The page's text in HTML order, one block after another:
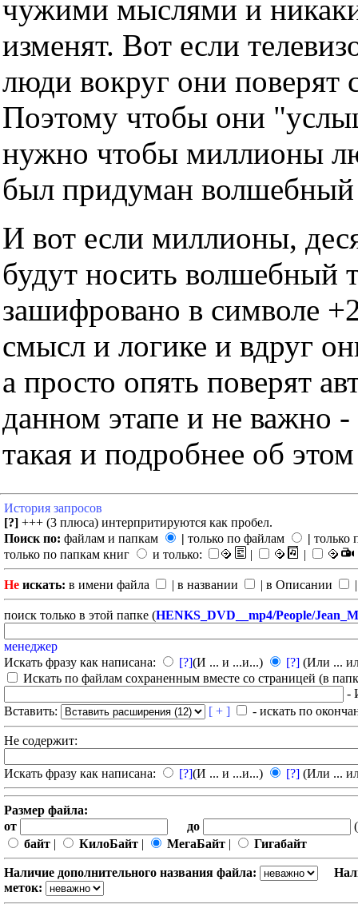
чужими мыслями и
изменят. Вот если
люди вокруг они поверят
Поэтому чтобы они
нужно чтобы миллионы
был придуман волшебный
И вот если миллионы,
будут носить волшебный
зашифровано в символе
смысл и логике и вдруг
а просто опять поверят
данном этапе и не важно
такая и подробнее об
История запросов
[?] +++ (3 плюса) интерпритируются как пробел.
Поиск по: файлам и папкам | только по файлам | только
только по папкам книг
и только: | |
Не искать: в имени файла | в названии | в Описании
поиск только в этой папке (HENKS_DVD__mp4/People/
менеджер
Искать фразу как написана:
[?](И ... и ...и...) [?] (Или ...
Искать по файлам сохраненным вместе со страницей (в
-
Вставить:
[ + ] - искать по
Не содержит:
Искать фразу как написана: [?](И ... и ...и...) [?] (Или ...
Размер файла:
от
до
байт | КилоБайт | МегаБайт | Гигабайт
Наличие дополнительного названия файла:
меток: